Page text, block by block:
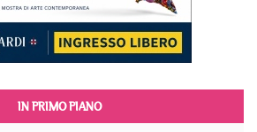
IN PRIMO PIANO